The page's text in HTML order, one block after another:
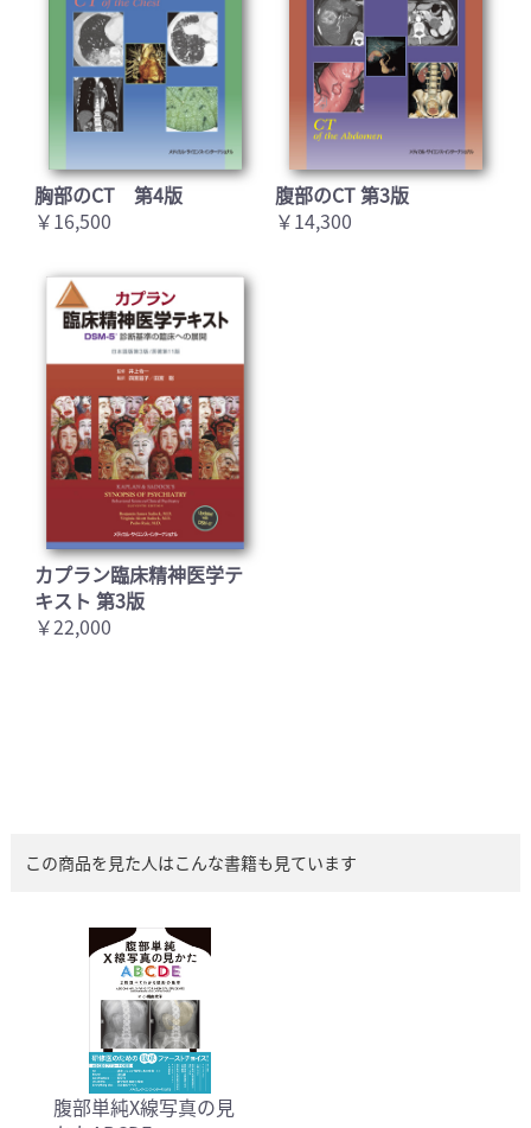
胸部のCT 第4版
￥16,500
腹部のCT 第3版
￥14,300
カプラン臨床精神医学テ
キスト 第3版
￥22,000
この商品を見た人はこんな書籍も見ています
腹部単純X線写真の見